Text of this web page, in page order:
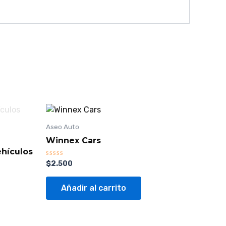
Aseo Auto
Winnex Cars
Valorado
con
0
$2.500
Añadir al carrito